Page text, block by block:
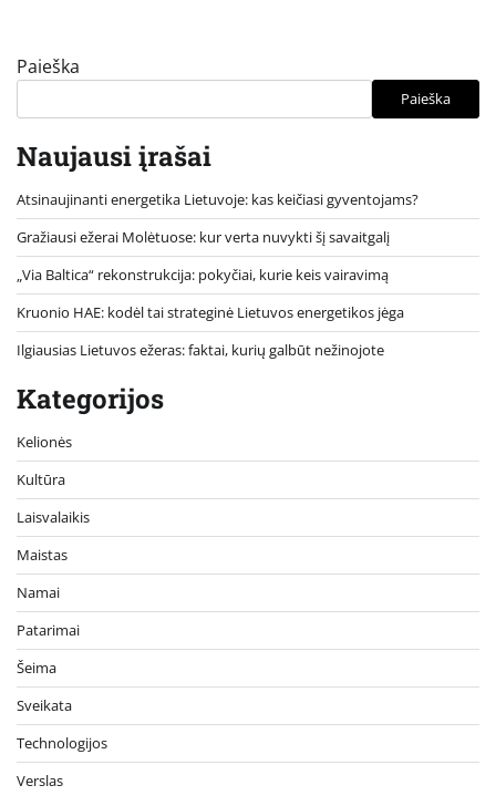
Paieška
Paieška
Naujausi įrašai
Atsinaujinanti energetika Lietuvoje: kas keičiasi gyventojams?
Gražiausi ežerai Molėtuose: kur verta nuvykti šį savaitgalį
„Via Baltica“ rekonstrukcija: pokyčiai, kurie keis vairavimą
Kruonio HAE: kodėl tai strateginė Lietuvos energetikos jėga
Ilgiausias Lietuvos ežeras: faktai, kurių galbūt nežinojote
Kategorijos
Kelionės
Kultūra
Laisvalaikis
Maistas
Namai
Patarimai
Šeima
Sveikata
Technologijos
Verslas